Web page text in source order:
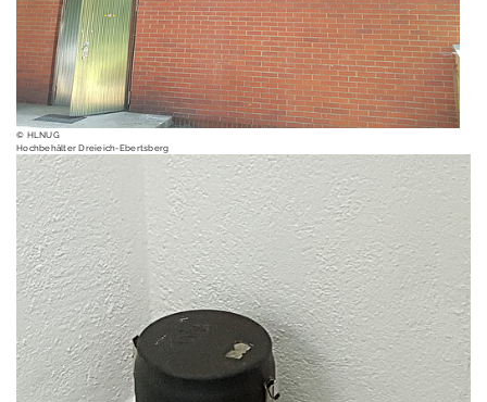
e
Geologie
Aktuelles
Wasserstoff
Radon in Hessen
Georisiko und
Ingenieurgeologie
Erdbeben
© HLNUG
Hochbehälter Dreieich-Ebertsberg